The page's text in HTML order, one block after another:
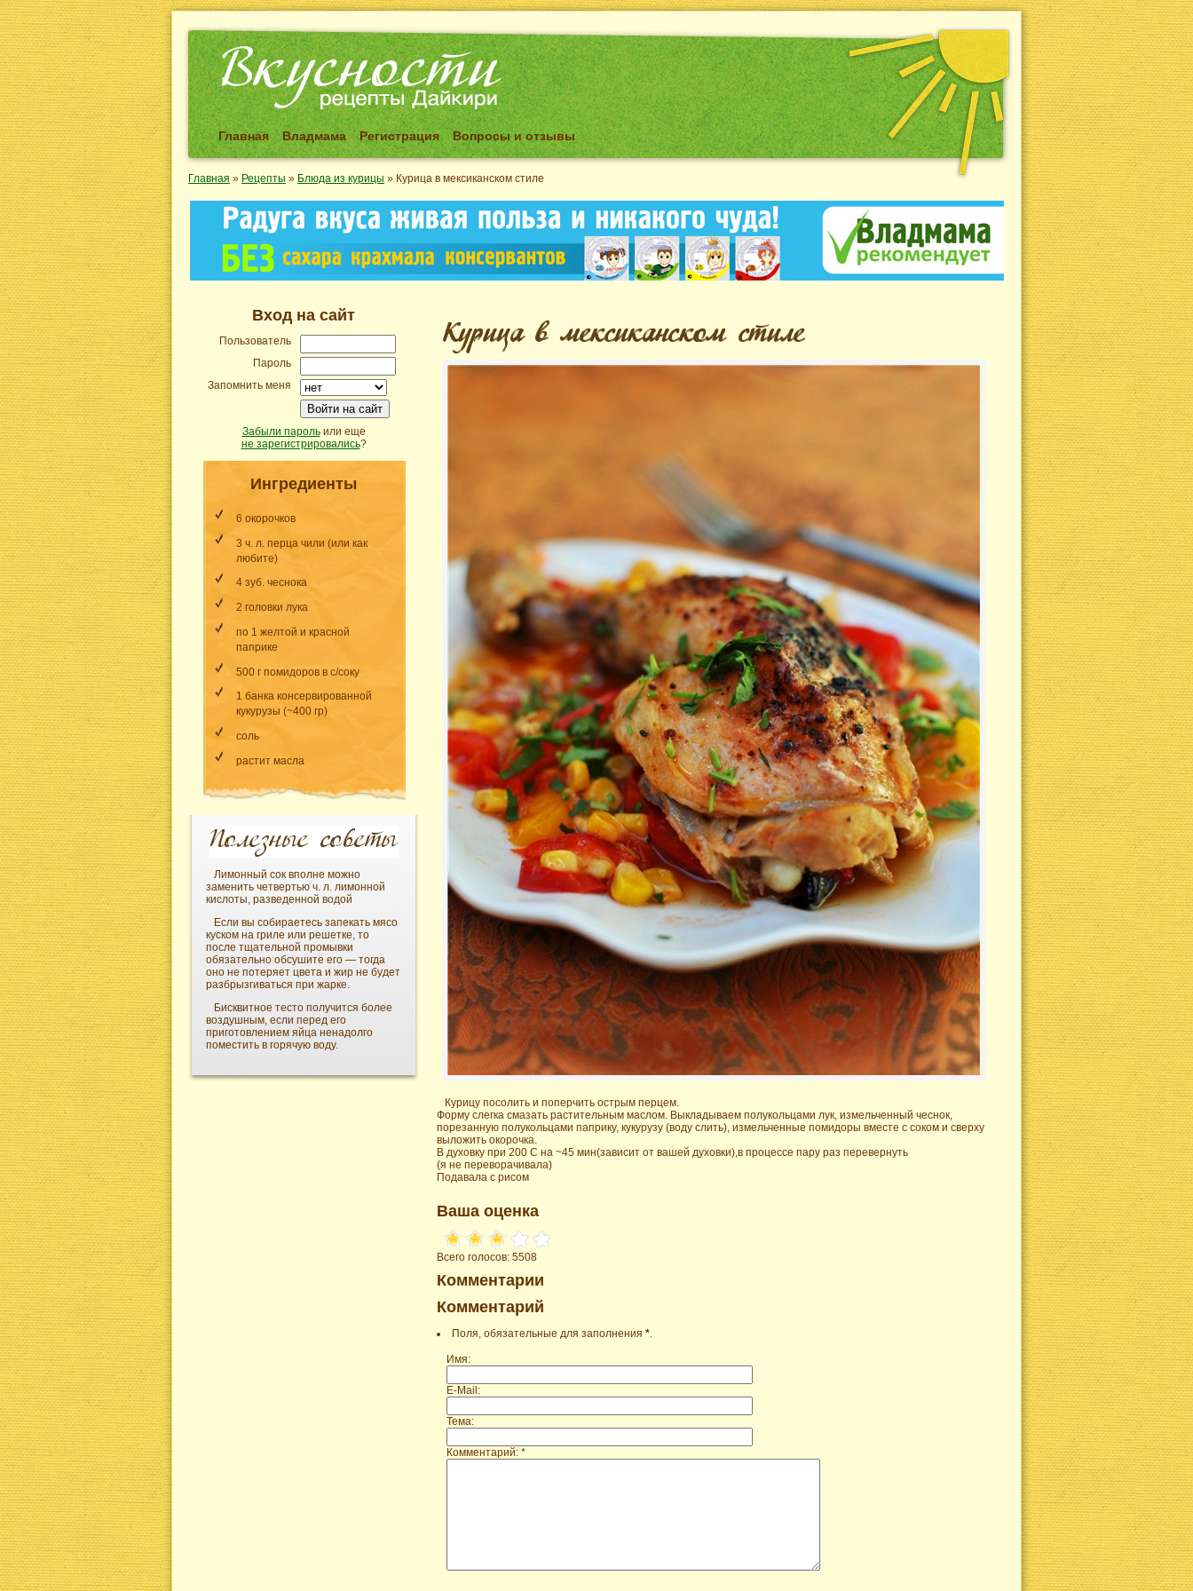
Главная Владмама Регистрация Вопросы и отзывы
Главная » Рецепты » Блюда из курицы » Курица в мексиканском стиле
Вход на сайт
Пользователь
Пароль
Запомнить меня
Войти на сайт
Забыли парольили еще
не зарегистрировались?
Ингредиенты
6 окорочков
3 ч. л. перца чили (или как
любите)
4 зуб. чеснока
2 головки лука
по 1 желтой и красной
паприке
500 г помидоров в с/соку
1 банка консервированной
кукурузы (~400 гр)
соль
растит масла
Лимонный сок вполне можно
заменить четвертью ч. л. лимонной
кислоты, разведенной водой
Если вы собираетесь запекать мясо
куском на гриле или решетке, то
после тщательной промывки
обязательно обсушите его — тогда
оно не потеряет цвета и жир не будет
разбрызгиваться при жарке.
Бисквитное тесто получится более
воздушным, если перед его
приготовлением яйца ненадолго
поместить в горячую воду.
Курицу посолить и поперчить острым перцем.
Форму слегка смазать растительным маслом. Выкладываем полукольцами лук, измельченный чеснок,
порезанную полукольцами паприку, кукурузу (воду слить), измельченные помидоры вместе с соком и сверху
выложить окорочка.
В духовку при 200 С на ~45 мин(зависит от вашей духовки),в процессе пару раз перевернуть
(я не переворачивала)
Подавала с рисом
Ваша оценка
Всего голосов: 5508
Комментарии
Комментарий
Поля, обязательные для заполнения *.
Имя:
E-Mail:
Тема:
Комментарий: *